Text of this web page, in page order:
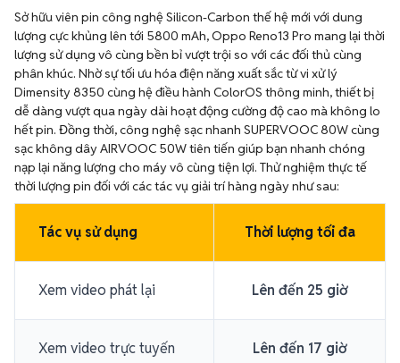
Sở hữu viên pin công nghệ Silicon-Carbon thế hệ mới với dung
lượng cực khủng lên tới 5800 mAh, Oppo Reno13 Pro mang lại thời
lượng sử dụng vô cùng bền bỉ vượt trội so với các đối thủ cùng
phân khúc. Nhờ sự tối ưu hóa điện năng xuất sắc từ vi xử lý
Dimensity 8350 cùng hệ điều hành ColorOS thông minh, thiết bị
dễ dàng vượt qua ngày dài hoạt động cường độ cao mà không lo
hết pin. Đồng thời, công nghệ sạc nhanh SUPERVOOC 80W cùng
sạc không dây AIRVOOC 50W tiên tiến giúp bạn nhanh chóng
nạp lại năng lượng cho máy vô cùng tiện lợi. Thử nghiệm thực tế
thời lượng pin đối với các tác vụ giải trí hàng ngày như sau:
Tác vụ sử dụng Thời lượng tối đa
Xem video phát lại Lên đến 25 giờ
Xem video trực tuyến Lên đến 17 giờ